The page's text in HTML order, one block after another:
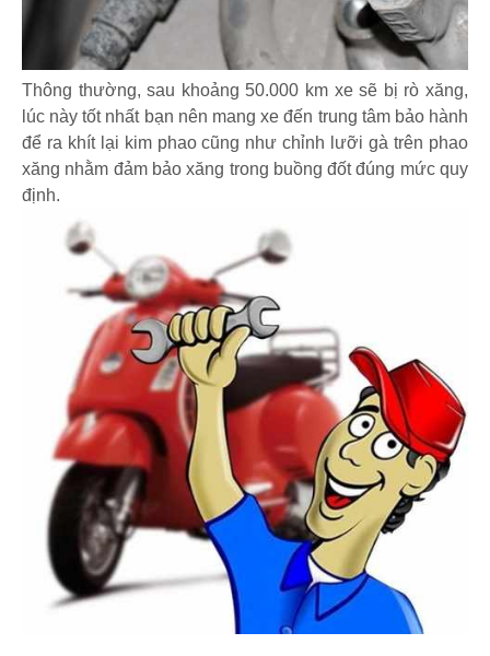
Thông thường, sau khoảng 50.000 km xe sẽ bị rò xăng,
lúc này tốt nhất bạn nên mang xe đến trung tâm bảo hành
để ra khít lại kim phao cũng như chỉnh lưỡi gà trên phao
xăng nhằm đảm bảo xăng trong buồng đốt đúng mức quy
định.